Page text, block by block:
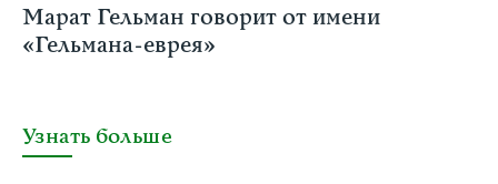
Марат Гельман говорит от имени
«Гельмана-еврея»
Узнать больше